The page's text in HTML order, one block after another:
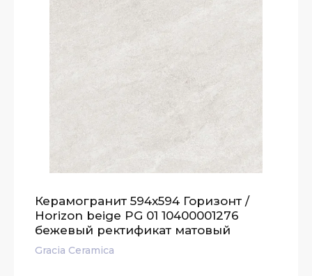
Керамогранит 594x594 Горизонт /
Horizon beige PG 01 10400001276
бежевый ректификат матовый
Gracia Ceramica